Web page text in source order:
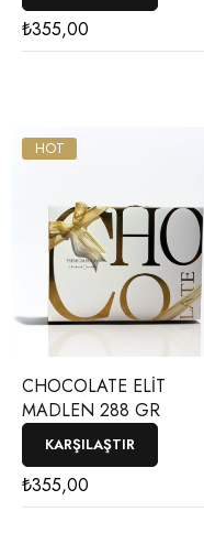
₺355,00
HOT
CHOCOLATE ELİT
MADLEN 288 GR
KARŞILAŞTIR
₺355,00